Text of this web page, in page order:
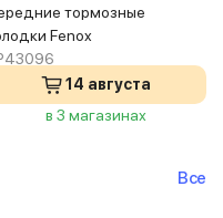
тормозные
Fenox
14 августа
в 3 магазинах
Все